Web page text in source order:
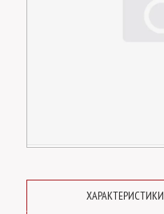
ХАРАКТЕРИСТИКИ